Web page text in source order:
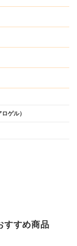
ゲル）
すすめ商品